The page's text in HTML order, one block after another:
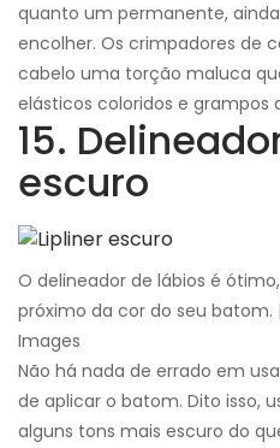
quanto um permanente,
encolher. Os crimpadores de
cabelo uma torção maluca
elásticos coloridos e grampos
15.
escuro
O delineador de lábios é
próximo da cor do seu
Images
Não há nada de errado em
de aplicar o batom. Dito isso,
alguns tons mais escuro do